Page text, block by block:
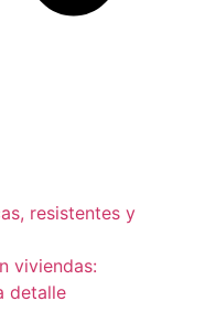
resistentes y
viviendas:
detalle